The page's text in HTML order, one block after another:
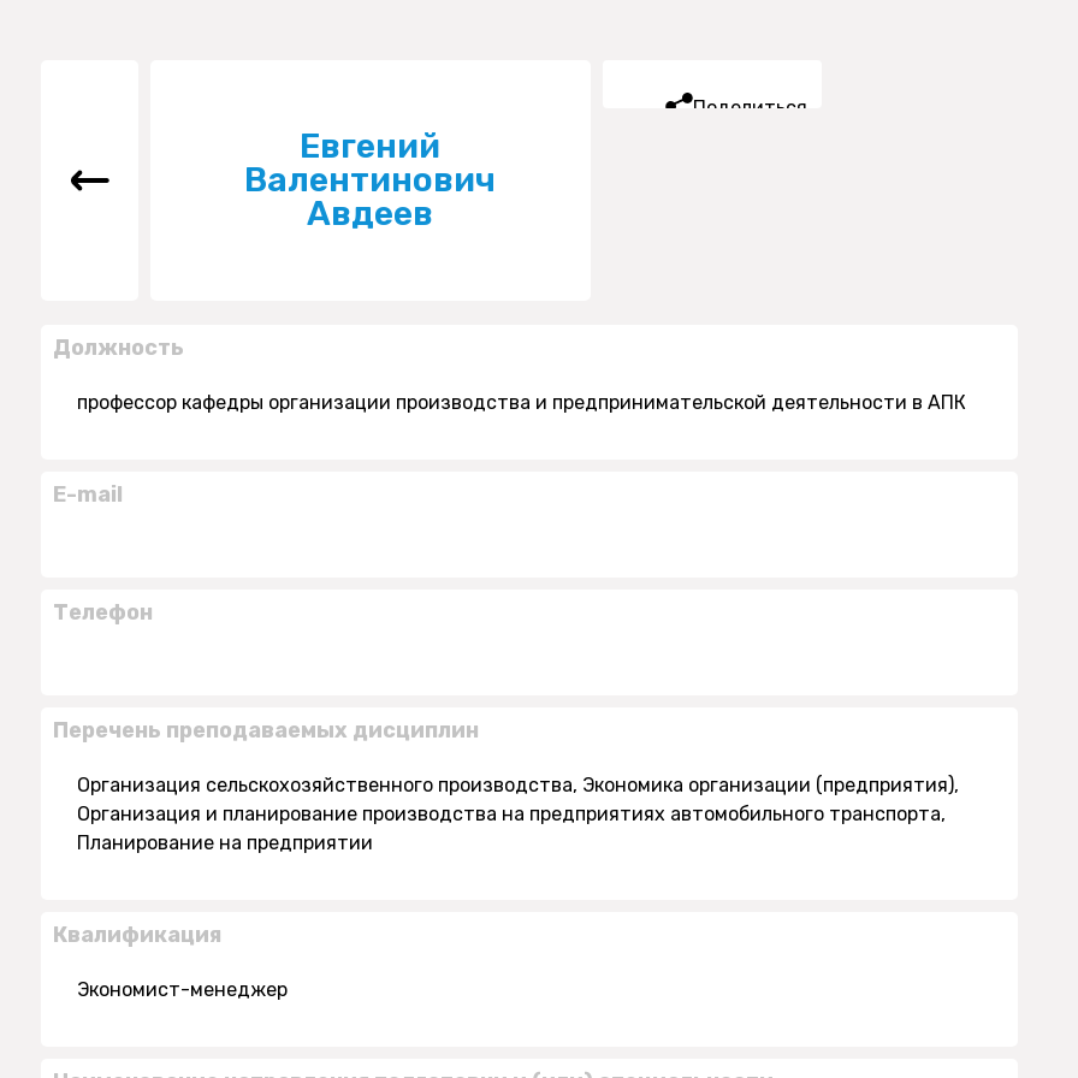
Евгений
Валентинович
Авдеев
Поделиться
Должность
профессор кафедры организации производства и предпринимательской деятельности в АПК
E-mail
Телефон
Перечень преподаваемых дисциплин
Организация сельскохозяйственного производства, Экономика организации (предприятия),
Организация и планирование производства на предприятиях автомобильного транспорта,
Планирование на предприятии
Квалификация
Экономист-менеджер